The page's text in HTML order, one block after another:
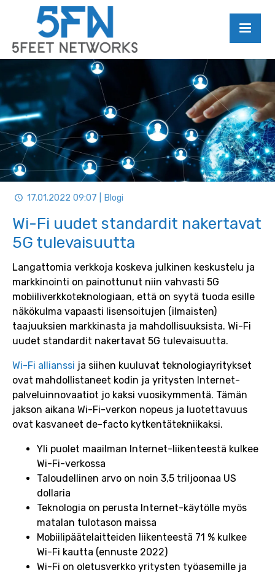
17.01.2022 09:07 | Blogi
Wi-Fi uudet standardit nakertavat
5G tulevaisuutta
Langattomia verkkoja koskeva julkinen keskustelu ja
markkinointi on painottunut niin vahvasti 5G
mobiiliverkkoteknologiaan, että on syytä tuoda esille
näkökulma vapaasti lisensoitujen (ilmaisten)
taajuuksien markkinasta ja mahdollisuuksista. Wi-Fi
uudet standardit nakertavat 5G tulevaisuutta.
Wi-Fi allianssi ja siihen kuuluvat teknologiayritykset
ovat mahdollistaneet kodin ja yritysten Internet-
palveluinnovaatiot jo kaksi vuosikymmentä. Tämän
jakson aikana Wi-Fi-verkon nopeus ja luotettavuus
ovat kasvaneet de-facto kytkentätekniikaksi.
Yli puolet maailman Internet-liikenteestä kulkee
Wi-Fi-verkossa
Taloudellinen arvo on noin 3,5 triljoonaa US
dollaria
Teknologia on perusta Internet-käytölle myös
matalan tulotason maissa
Mobiilipäätelaitteiden liikenteestä 71 % kulkee
Wi-Fi kautta (ennuste 2022)
Wi-Fi on oletusverkko yritysten työasemille ja